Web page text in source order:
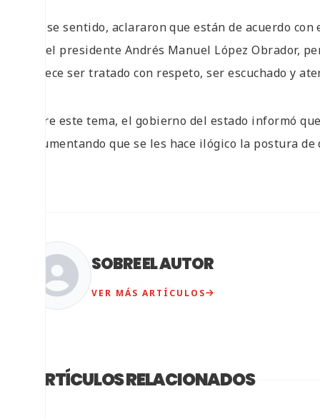
En ese sentido, aclararon que están de acuerdo
por el presidente Andrés Manuel López Obrador,
merece ser tratado con respeto, ser escuchado y
Sobre este tema, el gobierno del estado informó
argumentando que se les hace ilógico la postura
SOBRE EL AUTOR
VER MÁS ARTÍCULOS
ARTÍCULOS RELACIONADOS